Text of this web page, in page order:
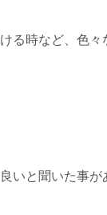
る時など、色々
いと聞いた事が